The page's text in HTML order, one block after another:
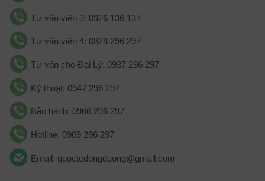
Tư vấn viên 3: 0926 136 137
Tư vấn viên 4: 0828 296 297
Tư vấn cho Đại Lý: 0937 296 297
Kỹ thuật: 0947 296 297
Bảo hành: 0966 296 297
Hotline: 0909 296 297
Email: quoctedongduong@gmail.com